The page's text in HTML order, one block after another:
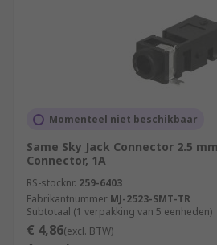
Momenteel niet beschikbaar
Same Sky Jack Connector 2.5
Connector, 1A
RS-stocknr. 259-6403
Fabrikantnummer MJ-2523-SMT-TR
Subtotaal (1 verpakking van 5 eenheden)
€ 4,86(excl. BTW)